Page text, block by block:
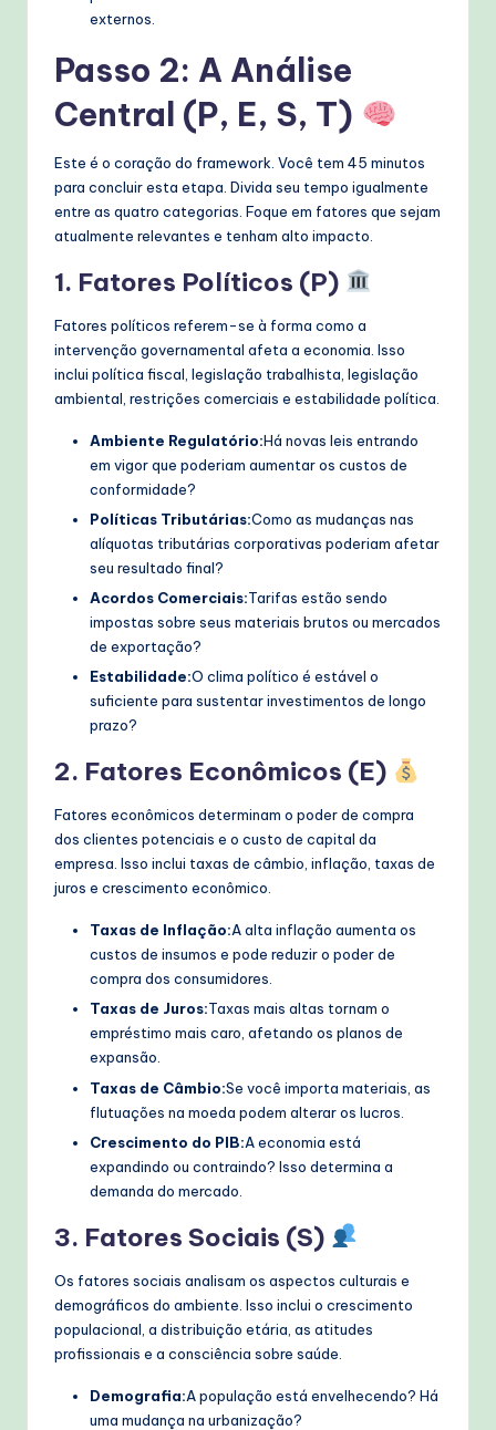
externos.
Passo 2: A Análise
Central (P, E, S, T)
Este é o coração do framework. Você tem 45 minutos
para concluir esta etapa. Divida seu tempo igualmente
entre as quatro categorias. Foque em fatores que sejam
atualmente relevantes e tenham alto impacto.
1. Fatores Políticos (P)
Fatores políticos referem-se à forma como a
intervenção governamental afeta a economia. Isso
inclui política fiscal, legislação trabalhista, legislação
ambiental, restrições comerciais e estabilidade política.
Ambiente Regulatório:Há novas leis entrando
em vigor que poderiam aumentar os custos de
conformidade?
Políticas Tributárias:Como as mudanças nas
alíquotas tributárias corporativas poderiam afetar
seu resultado final?
Acordos Comerciais:Tarifas estão sendo
impostas sobre seus materiais brutos ou mercados
de exportação?
Estabilidade:O clima político é estável o
suficiente para sustentar investimentos de longo
prazo?
2. Fatores Econômicos (E)
Fatores econômicos determinam o poder de compra
dos clientes potenciais e o custo de capital da
empresa. Isso inclui taxas de câmbio, inflação, taxas de
juros e crescimento econômico.
Taxas de Inflação:A alta inflação aumenta os
custos de insumos e pode reduzir o poder de
compra dos consumidores.
Taxas de Juros:Taxas mais altas tornam o
empréstimo mais caro, afetando os planos de
expansão.
Taxas de Câmbio:Se você importa materiais, as
flutuações na moeda podem alterar os lucros.
Crescimento do PIB:A economia está
expandindo ou contraindo? Isso determina a
demanda do mercado.
3. Fatores Sociais (S)
Os fatores sociais analisam os aspectos culturais e
demográficos do ambiente. Isso inclui o crescimento
populacional, a distribuição etária, as atitudes
profissionais e a consciência sobre saúde.
Demografia:A população está envelhecendo? Há
uma mudança na urbanização?